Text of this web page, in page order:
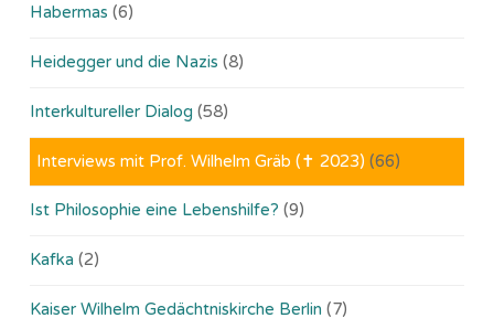
Habermas (6)
Heidegger und die Nazis (8)
Interkultureller Dialog (58)
Interviews mit Prof. Wilhelm Gräb (✝ 2023) (66)
Ist Philosophie eine Lebenshilfe? (9)
Kafka (2)
Kaiser Wilhelm Gedächtniskirche Berlin (7)